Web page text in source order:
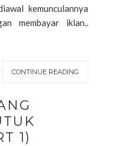
kemunculannya
membayar iklan..
CONTINUE READING
1)